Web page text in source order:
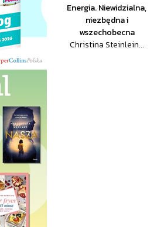
Energia. Niewidzialna,
niezbędna i
wszechobecna
Christina Steinlein...